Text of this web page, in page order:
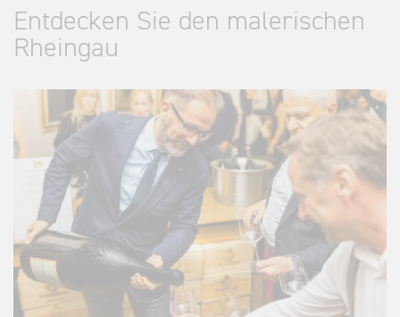
Entdecken Sie den malerischen
Rheingau